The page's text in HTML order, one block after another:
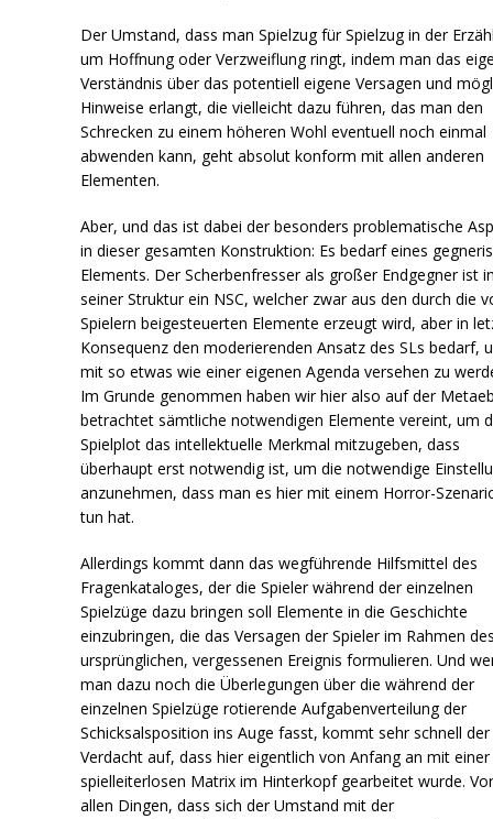
Der Umstand, dass man Spielzug für Spielzug in der
um Hoffnung oder Verzweiflung ringt, indem man das
Verständnis über das potentiell eigene Versagen und
Hinweise erlangt, die vielleicht dazu führen, das man den
Schrecken zu einem höheren Wohl eventuell noch einmal
abwenden kann, geht absolut konform mit allen anderen
Elementen.
Aber, und das ist dabei der besonders problematische
in dieser gesamten Konstruktion: Es bedarf eines
Elements. Der Scherbenfresser als großer Endgegner ist
seiner Struktur ein NSC, welcher zwar aus den durch die
Spielern beigesteuerten Elemente erzeugt wird, aber in
Konsequenz den moderierenden Ansatz des SLs bedarf,
mit so etwas wie einer eigenen Agenda versehen zu
Im Grunde genommen haben wir hier also auf der
betrachtet sämtliche notwendigen Elemente vereint, um
Spielplot das intellektuelle Merkmal mitzugeben, dass
überhaupt erst notwendig ist, um die notwendige
anzunehmen, dass man es hier mit einem Horror-
tun hat.
Allerdings kommt dann das wegführende Hilfsmittel des
Fragenkataloges, der die Spieler während der einzelnen
Spielzüge dazu bringen soll Elemente in die Geschichte
einzubringen, die das Versagen der Spieler im Rahmen
ursprünglichen, vergessenen Ereignis formulieren. Und
man dazu noch die Überlegungen über die während der
einzelnen Spielzüge rotierende Aufgabenverteilung der
Schicksalsposition ins Auge fasst, kommt sehr schnell der
Verdacht auf, dass hier eigentlich von Anfang an mit einer
spielleiterlosen Matrix im Hinterkopf gearbeitet wurde.
allen Dingen, dass sich der Umstand mit der